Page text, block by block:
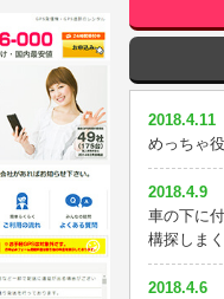
2018.4.11
めっちゃ
2018.4.9
車の下に
構探しまく
2018.4.6